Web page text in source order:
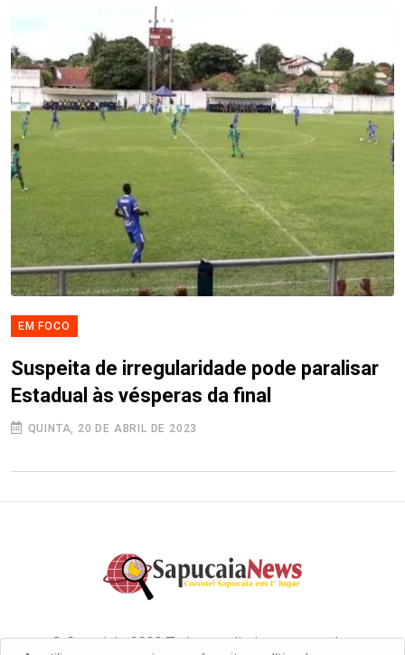
EM FOCO
Suspeita de irregularidade pode paralisar
Estadual às vésperas da final
QUINTA, 20 DE ABRIL DE 2023
© Copyright 2022 Todos os direitos reservados